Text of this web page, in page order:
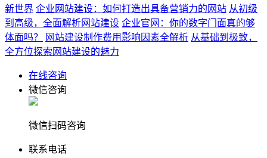
新世界 企业网站建设：如何打造出具备营销力的网站 从初级
到高级，全面解析网站建设 企业官网：你的数字门面真的够
体面吗？
网站建设制作费用影响因素全解析 从基础到极致，
全方位探索网站建设的魅力
在线咨询
微信咨询
微信扫码咨询
联系电话